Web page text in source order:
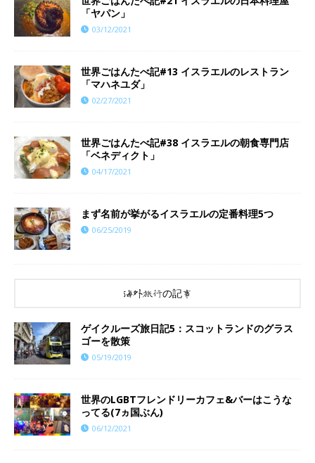
「ヤパン」
03/12/2021
世界ごはんたべ記#13 イスラエルのレストラン
「マハネユダ」
02/27/2021
世界ごはんたべ記#38 イスラエルの朝食専門店
「ベネディクト」
04/17/2021
まず名前が挙がるイスラエルの定番料理5つ
06/25/2019
海外旅行の記事
ゲイクルーズ旅日記5：スコットランドのグラス
ゴーを散策
05/19/2019
世界のLGBTフレンドリーカフェ&バーはこうな
ってる(7ヵ国ぶん)
06/12/2021